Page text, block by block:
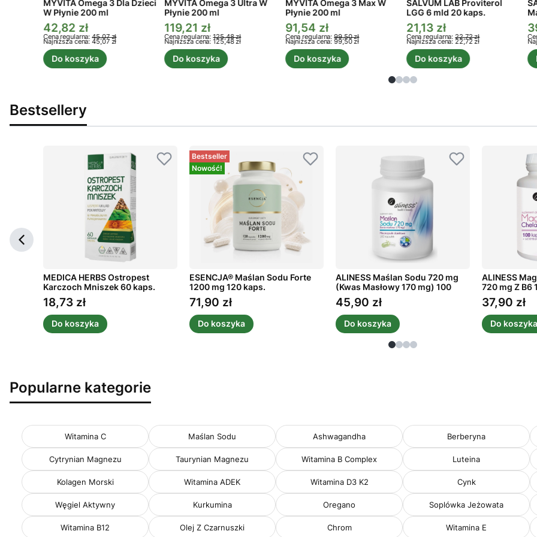
MYVITA Omega 3 Dla Dzieci
W Płynie 200 ml
Cena promocyjna
42,82 zł
Cena regularna: 45,07 zł
Najniższa cena: 45,07 zł
Do koszyka
MYVITA Omega 3 Ultra W
Płynie 200 ml
Cena promocyjna
119,21 zł
Cena regularna: 125,48 zł
Najniższa cena: 125,48 zł
Do koszyka
MYVITA Omega 3 Max W
Płynie 200 ml
Cena promocyjna
91,54 zł
Cena regularna: 99,50 zł
Najniższa cena: 99,50 zł
Do koszyka
SALVUM LAB Proviterol
LGG 6 mld 20 kaps.
Cena promocyjna
21,13 zł
Cena regularna: 22,72 zł
Najniższa cena: 22,72 zł
Do koszyka
Bestsellery
MEDICA HERBS Ostropest
Karczoch Mniszek 60 kaps.
Cena
18,73 zł
Do koszyka
Bestseller
Nowość!
ESENCJA® Maślan Sodu Forte
1200 mg 120 kaps.
Cena
71,90 zł
Do koszyka
ALINESS Maślan Sodu 720 mg
(Kwas Masłowy 170 mg) 100
kaps.
Cena
45,90 zł
Do koszyka
ALINESS
720 mg Z B6
Cena
37,90 zł
Do koszyka
Popularne kategorie
Witamina C Maślan Sodu Ashwagandha Berberyna
Cytrynian Magnezu Taurynian Magnezu Witamina B Complex Luteina
Kolagen Morski Witamina ADEK Witamina D3 K2 Cynk
Węgiel Aktywny Kurkumina Oregano Soplówka Jeżowata
Witamina B12 Olej Z Czarnuszki Chrom Witamina E